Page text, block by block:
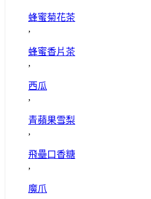
蜂蜜菊花茶
,
蜂蜜香片茶
,
西瓜
,
青蘋果雪梨
,
飛壘口香糖
,
魔爪